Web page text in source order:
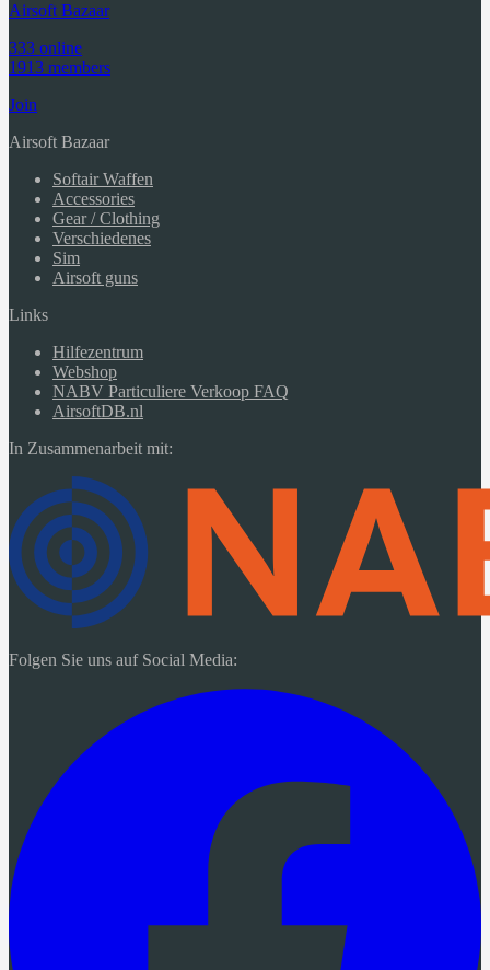
Airsoft Bazaar
333 online
1913 members
Join
Airsoft Bazaar
Softair Waffen
Accessories
Gear / Clothing
Verschiedenes
Sim
Airsoft guns
Links
Hilfezentrum
Webshop
NABV Particuliere Verkoop FAQ
AirsoftDB.nl
In Zusammenarbeit mit:
Folgen Sie uns auf Social Media: